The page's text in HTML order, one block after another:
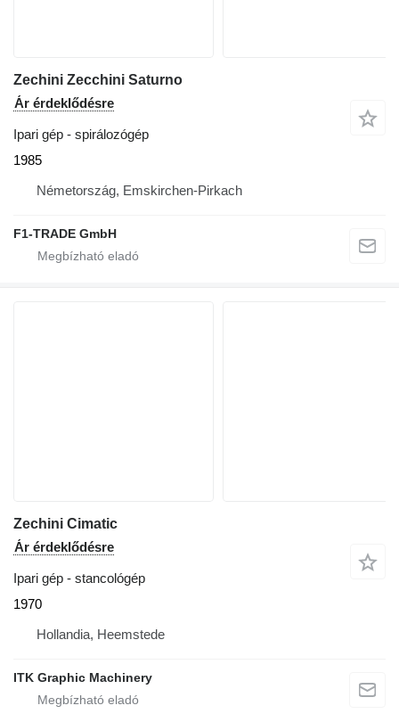
Zechini Zecchini Saturno
Ár érdeklődésre
Ipari gép - spirálozógép
1985
Németország, Emskirchen-Pirkach
F1-TRADE GmbH
Zechini Cimatic
Ár érdeklődésre
Ipari gép - stancológép
1970
Hollandia, Heemstede
ITK Graphic Machinery